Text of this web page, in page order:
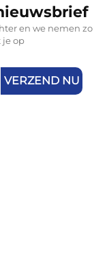
en we nemen zo
je op
VERZEND NU